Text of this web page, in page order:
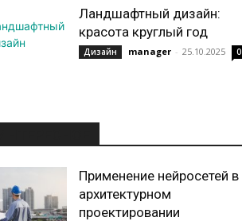
Ландшафтный дизайн:
красота круглый год
Дизайн manager - 25.10.2025 0
Применение нейросетей в
архитектурном
проектировании